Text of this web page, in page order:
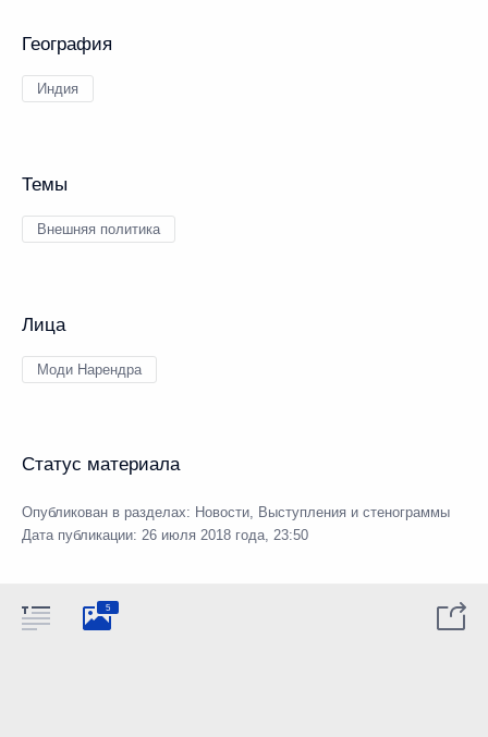
География
Индия
Темы
Внешняя политика
Лица
Моди Нарендра
Статус материала
Опубликован в разделах: Новости, Выступления и стенограммы
Дата публикации: 26 июля 2018 года, 23:50
5